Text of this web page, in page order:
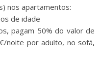
nos apartamentos:
de idade
pagam 50% do valor de
noite por adulto, no sofá,